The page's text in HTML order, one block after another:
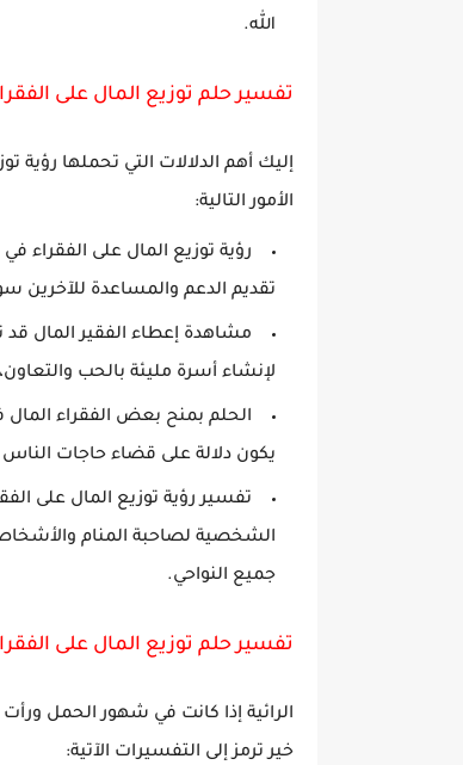
الله.
تفسير حلم توزيع المال على
إليك أهم الدلالات التي تحملها رؤية
الأمور التالية:
رؤية توزيع المال على الفقراء
تقديم الدعم والمساعدة للآخرين
مشاهدة إعطاء الفقير المال قد
لإنشاء أسرة مليئة بالحب
الحلم بمنح بعض الفقراء المال
يكون دلالة على قضاء حاجات الناس
تفسير رؤية توزيع المال على
الشخصية لصاحبة المنام
جميع النواحي.
تفسير حلم توزيع المال على
الرائية إذا كانت في شهور الحمل
خير ترمز إلى التفسيرات الآتية: